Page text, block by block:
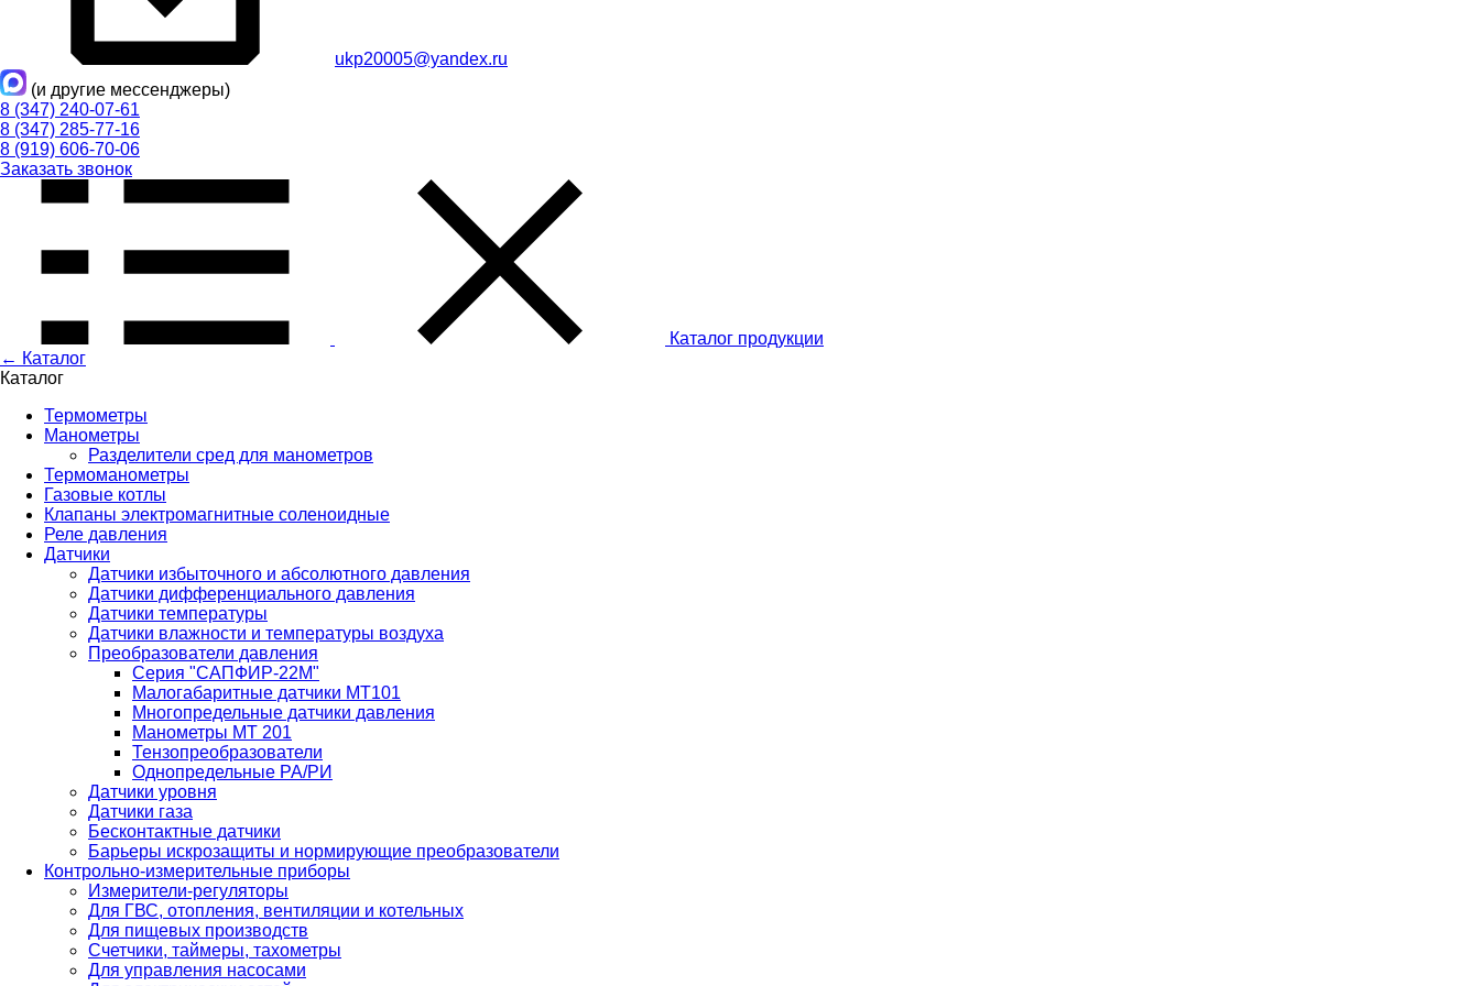
ukp20005@yandex.ru
(и другие мессенджеры)
8 (347) 240-07-61
8 (347) 285-77-16
8 (919) 606-70-06
Заказать звонок
Каталог продукции
← Каталог
Каталог
Термометры
Манометры
Разделители сред для манометров
Термоманометры
Газовые котлы
Клапаны электромагнитные соленоидные
Реле давления
Датчики
Датчики избыточного и абсолютного давления
Датчики дифференциального давления
Датчики температуры
Датчики влажности и температуры воздуха
Преобразователи давления
Серия "САПФИР-22М"
Малогабаритные датчики МТ101
Многопредельные датчики давления
Манометры МТ 201
Тензопреобразователи
Однопредельные РА/РИ
Датчики уровня
Датчики газа
Бесконтактные датчики
Барьеры искрозащиты и нормирующие преобразователи
Контрольно-измерительные приборы
Измерители-регуляторы
Для ГВС, отопления, вентиляции и котельных
Для пищевых производств
Счетчики, таймеры, тахометры
Для управления насосами